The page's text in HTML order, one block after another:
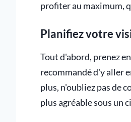
profiter au maximum,
Planifiez votre
Tout d'abord, prenez
recommandé d'y aller
plus, n'oubliez pas de
plus agréable sous un